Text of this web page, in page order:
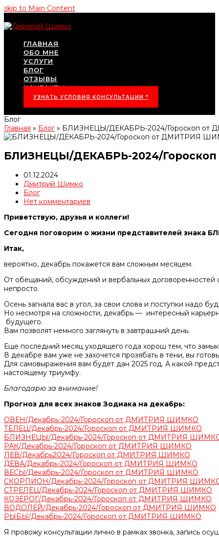
skip to Main Content
ГЛАВНАЯ
ОБО МНЕ
УСЛУГИ
БЛОГ
ОТЗЫВЫ
КОНТАКТЫ
УЗНАТЬ УСЛОВИЯ КОНСУЛЬТАЦИИ *
Блог
Главная » Блог» БЛИЗНЕЦЫ/ДЕКАБРЬ-2024/Гороскоп
БЛИЗНЕЦЫ/ДЕКАБРЬ-2024/
01.12.2024
Дмитрий Шимко
Блог
Нет комментариев
Приветствую, друзья и коллеги!
Сегодня поговорим о жизни представителей знака
Итак,
вероятно, декабрь покажется вам сложным месяцем.
От обещаний, обсуждений и вербальных договоренностей
непросто.
Осень загнала вас в угол, за свои слова и поступки надо
Но несмотря на сложности, декабрь — интересный
будущего.
Вам позволят немного заглянуть в завтрашний день.
Еще последний месяц уходящего года хорош тем, что
В декабре вам уже не захочется прозябать в тени, вы
Для самовыражения вам будет дан 2025 год. А какой
настоящему триумфу.
Благодарю за внимание!
Прогноз для всех знаков Зодиака на декабрь:
ОВЕН/Декабрь-2024/Гороскоп от ДМИТРИЯ ШИМКО
ТЕЛЕЦ/Декабрь-2024/Гороскоп от ДМИТРИЯ ШИМКО
БЛИЗНЕЦЫ/Декабрь-2024/Гороскоп от ДМИТРИЯ
РАК/Декабрь-2024/Гороскоп от ДМИТРИЯ ШИМКО
ЛЕВ/Декабрь2024/Гороскоп от ДМИТРИЯ ШИМКО
ДЕВА/Декабрь-2024/Гороскоп от ДМИТРИЯ ШИМКО
ВЕСЫ/Декабрь-2024/Гороскоп от ДМИТРИЯ ШИМКО
СКОРПИОН/Декабрь-2024/Гороскоп от ДМИТРИЯ
СТРЕЛЕЦ/Декабрь-2024/Гороскоп от ДМИТРИЯ ШИМКО
КОЗЕРОГ/Декабрь-2024/Гороскоп от ДМИТРИЯ ШИМКО
ВОДОЛЕЙ/Декабрь-2024/Гороскоп от ДМИТРИЯ ШИМКО
РЫБЫ/Декабрь-2024/Гороскоп от ДМИТРИЯ ШИМКО
Я провожу консультации лично в рамках звонка, запись